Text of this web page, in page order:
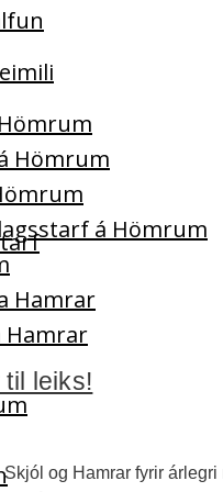
Hömrum
á Hömrum
Hamrar
Hamrar
leiks!
og Hamrar fyrir